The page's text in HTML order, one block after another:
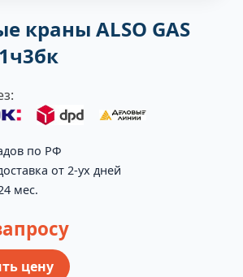
краны ALSO GAS
по РФ
от 2-ух дней
мес.
цену